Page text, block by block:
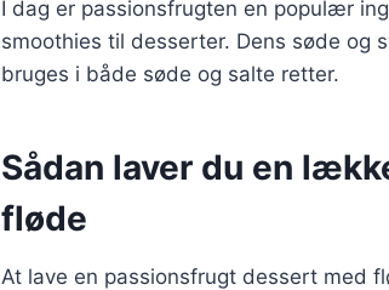
I dag er passionsfrugten en populær
smoothies til desserter. Dens søde og
bruges i både søde og salte retter.
Sådan laver du en
fløde
At lave en passionsfrugt dessert med